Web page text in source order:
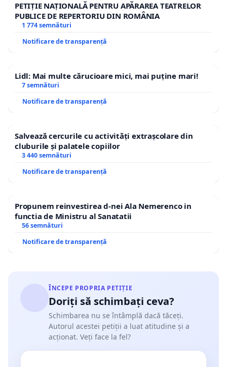
PETIȚIE NAȚIONALĂ PENTRU APĂRAREA TEATRELOR
PUBLICE DE REPERTORIU DIN ROMÂNIA
1 774 semnături
Notificare de transparență
Lidl: Mai multe cărucioare mici, mai puține mari!
7 semnături
Notificare de transparență
Salvează cercurile cu activități extrașcolare din
cluburile și palatele copiilor
3 440 semnături
Notificare de transparență
Propunem reinvestirea d-nei Ala Nemerenco in
functia de Ministru al Sanatatii
56 semnături
Notificare de transparență
ÎNCEPE PROPRIA PETIȚIE
Doriți să schimbați ceva?
Schimbarea nu se întâmplă dacă tăceți.
Autorul acestei petiții a luat atitudine și a
acționat. Veți face la fel?